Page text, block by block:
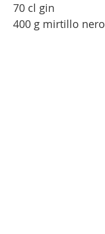
70 cl gin
400 g mirtillo nero